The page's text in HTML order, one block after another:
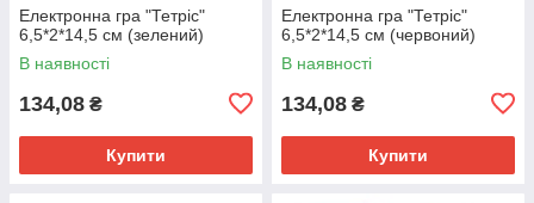
Електронна гра "Тетріс"
6,5*2*14,5 см (зелений)
В наявності
134,08 ₴
Купити
Електронна гра "Тетріс"
6,5*2*14,5 см (червоний)
В наявності
134,08 ₴
Купити